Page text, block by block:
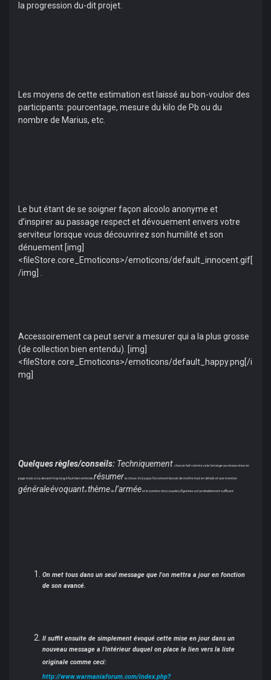
la progression du-dit projet.
Les moyens de cette estimation est laissé au bon-vouloir des
participants: pourcentage, mesure du kilo de Pb ou du
nombre de Marius, etc.
Le but étant de se soigner façon alcoolo anonyme et
d’inspirer au passage respect et dévouement envers votre
serviteur lorsque vous découvrirez son humilité et son
dénuement [img]
<fileStore.core_Emoticons>/emoticons/default_innocent.gif[
/img] .
Accessoirement ca peut servir a mesurer qui a la plus grosse
(de collection bien entendu). [img]
<fileStore.core_Emoticons>/emoticons/default_happy.png[/i
mg]
Quelques règles/conseils:Techniquement chacun fait comme cela l'arrange au niveau mise en
page mais si ca devient trop long il faut bien entendurésumer la chose. Il n'y a pas forcement besoin de mettre tout en détails et une mention
généraleévoquant lethèmedel’arméeet le nombre d'escouades/figurines est probablement suffisant.
On met tous dans un seul message que l'on mettra a jour en fonction
de son avancé.
Il suffit ensuite de simplement évoqué cette mise en jour dans un
nouveau message a l’intérieur duquel on place le lien vers la liste
originale comme ceci:
http://www.warmaniaforum.com/index.php?